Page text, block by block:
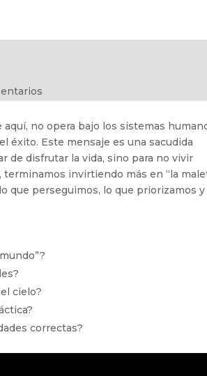
aquí, no opera bajo los sistemas
éxito. Este mensaje es una sacudida
de disfrutar la vida, sino para no vivir
invirtiendo más en “la
que perseguimos, lo que priorizamos y
cielo?
correctas?